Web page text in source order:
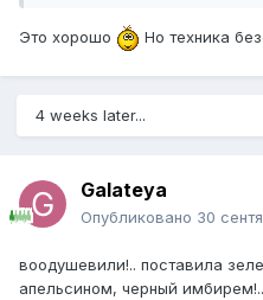
Это хорошо Но техника
4 weeks later...
Galateya
Опубликовано 30
воодушевили!.. поставила
апельсином, черный